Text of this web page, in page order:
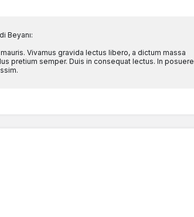
Beyanı:
Vivamus gravida lectus libero, a dictum massa
pretium semper. Duis in consequat lectus. In posuere